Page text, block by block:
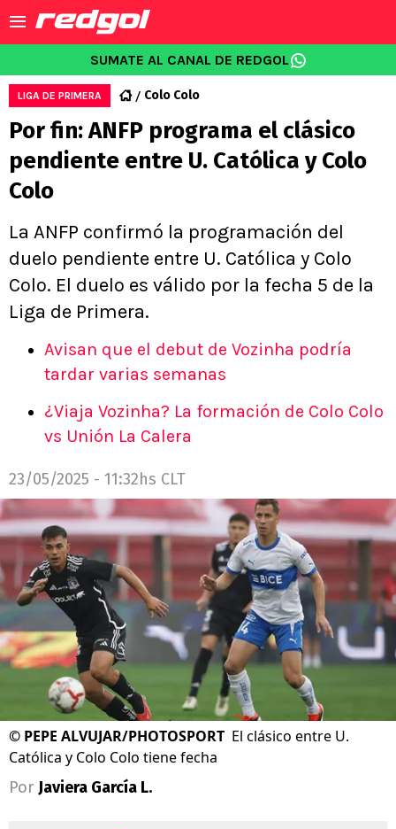
SUMATE AL CANAL DE REDGOL
LIGA DE PRIMERA Colo Colo
Por fin: ANFP programa el clásico
pendiente entre U. Católica y Colo
Colo
La ANFP confirmó la programación del
duelo pendiente entre U. Católica y Colo
Colo. El duelo es válido por la fecha 5 de la
Liga de Primera.
Avisan que el debut de Vozinha podría
tardar varias semanas
¿Viaja Vozinha? La formación de Colo Colo
vs Unión La Calera
23/05/2025 - 11:32hs CLT
© PEPE ALVUJAR/PHOTOSPORT El clásico entre U.
Católica y Colo Colo tiene fecha
Por Javiera García L.